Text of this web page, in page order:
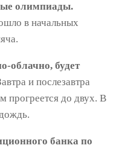
олимпиады.
в начальных
облачно, будет
и послезавтра
прогреется до двух. В
банка по